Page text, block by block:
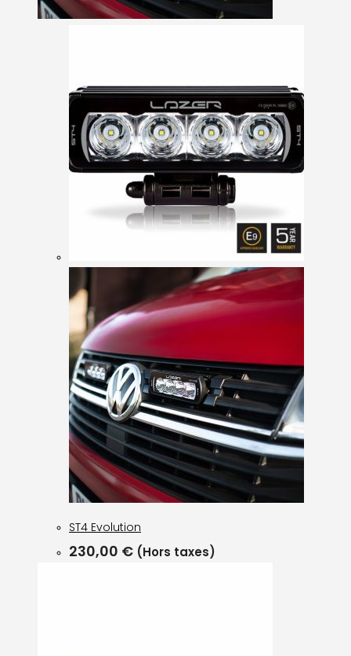
ST4 Evolution
230,00 € (Hors taxes)